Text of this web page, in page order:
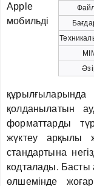
Apple
мобильді
қолданылатын
форматтарды
жүктеу арқылы
стандартына
кодталады.
өлшемінде